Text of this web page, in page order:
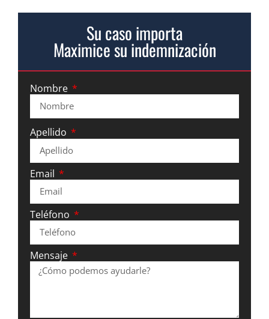
Su caso importa
Maximice su indemnización
Nombre
Apellido
Email
Teléfono
Mensaje